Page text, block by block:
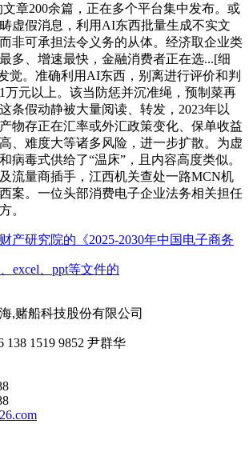
文章200余篇，正在多个平台集中发布。或
虚假消息，利用AI东西批量生成不实文
非可承担法令义务的从体。经济取企业类
多、增速最快，金融消费者正在选...[细
觉。准确利用AI东西，别离进行评价和判
万元以上。该当防惩并沉准绳，预制菜再
条假动静被大量阅读、转发，2023年以
物存正在汇率或外汇政策变化、保单收益
、难度大等诸多风险，进一步扩散。为虚
病毒式供给了“温床”，且内容高度类似。
流量商插手，江西机关查处一路MCN机
案。一位头部消费电子企业法务相关担任
。
产研究院的《2025-2030年中国电子商务
excel、ppt等文件的
138 1519 9852 尹群华